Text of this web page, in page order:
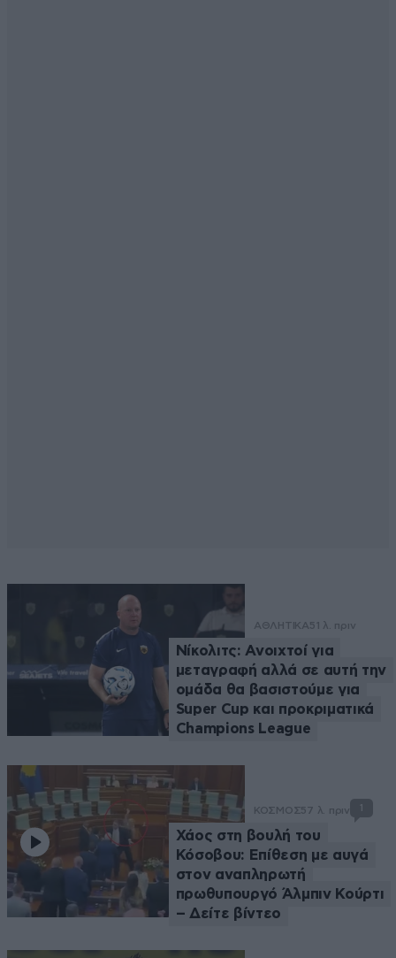
ΑΘΛΗΤΙΚΑ51 λ. πριν
Νίκολιτς: Ανοιχτοί για
μεταγραφή αλλά σε αυτή την
ομάδα θα βασιστούμε για
Super Cup και προκριματικά
Champions League
ΚΟΣΜΟΣ57 λ. πριν 1
Χάος στη βουλή του
Κόσοβου: Επίθεση με αυγά
στον αναπληρωτή
πρωθυπουργό Άλμπιν Κούρτι
– Δείτε βίντεο